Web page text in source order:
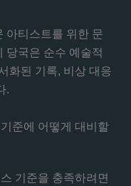
아티스트를 위한 문
당국은 순수 예술적
화된 기록, 비상 대응
.
준에 어떻게 대비할
기준을 충족하려면